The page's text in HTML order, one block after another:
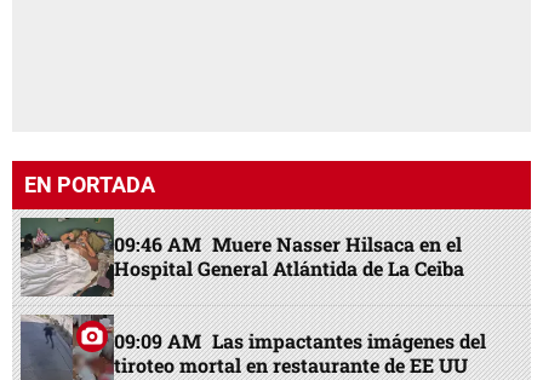
EN PORTADA
09:46 AM Muere Nasser Hilsaca en el
Hospital General Atlántida de La Ceiba
09:09 AM Las impactantes imágenes del
tiroteo mortal en restaurante de EE UU